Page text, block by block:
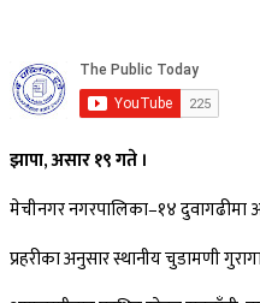
झापा, असार १९ गते ।
मेचीनगर नगरपालिका–१४ दुवागढीमा
प्रहरीका अनुसार स्थानीय चुडामणी